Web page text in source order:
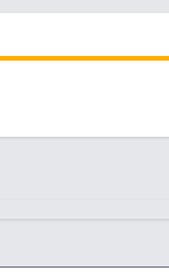
Metros
por R$
Fita de